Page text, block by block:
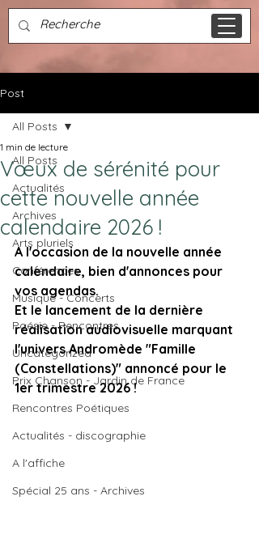
Post
All Posts
Actualités
Archives
Arts pluriels
Conférences
Musique - Concerts
Poésie - Rencontres
Uncategorized
Prix Chanson - Jardin de France
Rencontres Poétiques
Actualités - discographie
A l'affiche
Spécial 25 ans - Archives
All Posts
Vœux de sérénité pour
cette nouvelle année
calendaire 2026 !
1 min de lecture
A l'occasion de la nouvelle année
calendaire, bien d'annonces pour
vos agendas.
Et le lancement de la dernière
réalisation audiovisuelle marquant
l'univers Andromède "Famille
(Constellations)" annoncé pour le
1er trimestre 2026 !